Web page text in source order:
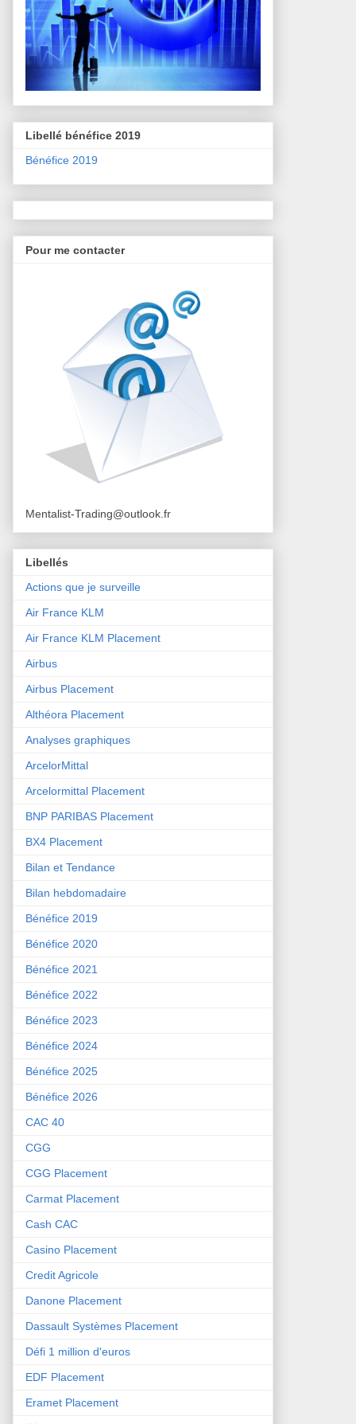
Libellé bénéfice 2019
Bénéfice 2019
Pour me contacter
Mentalist-Trading@outlook.fr
Libellés
Actions que je surveille
Air France KLM
Air France KLM Placement
Airbus
Airbus Placement
Althéora Placement
Analyses graphiques
ArcelorMittal
Arcelormittal Placement
BNP PARIBAS Placement
BX4 Placement
Bilan et Tendance
Bilan hebdomadaire
Bénéfice 2019
Bénéfice 2020
Bénéfice 2021
Bénéfice 2022
Bénéfice 2023
Bénéfice 2024
Bénéfice 2025
Bénéfice 2026
CAC 40
CGG
CGG Placement
Carmat Placement
Cash CAC
Casino Placement
Credit Agricole
Danone Placement
Dassault Systèmes Placement
Défi 1 million d'euros
EDF Placement
Eramet Placement